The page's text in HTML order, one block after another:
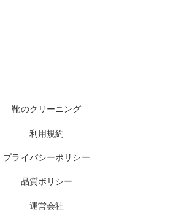
靴のクリーニング
利用規約
プライバシーポリシー
品質ポリシー
運営会社